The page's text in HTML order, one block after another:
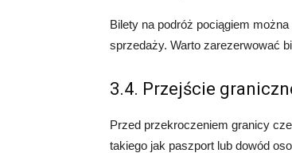
Bilety na podróż pociągiem
sprzedaży. Warto zarezerwować
3.4. Przejście
Przed przekroczeniem granicy
takiego jak paszport lub dowód